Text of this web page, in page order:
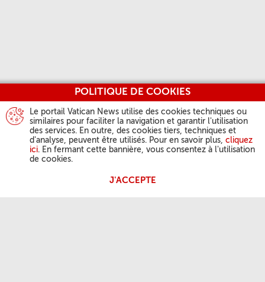
POLITIQUE DE COOKIES
Le portail Vatican News utilise des cookies techniques ou
similaires pour faciliter la navigation et garantir l'utilisation
des services. En outre, des cookies tiers, techniques et
d'analyse, peuvent être utilisés. Pour en savoir plus, cliquez
ici. En fermant cette bannière, vous consentez à l'utilisation
de cookies.
J'ACCEPTE